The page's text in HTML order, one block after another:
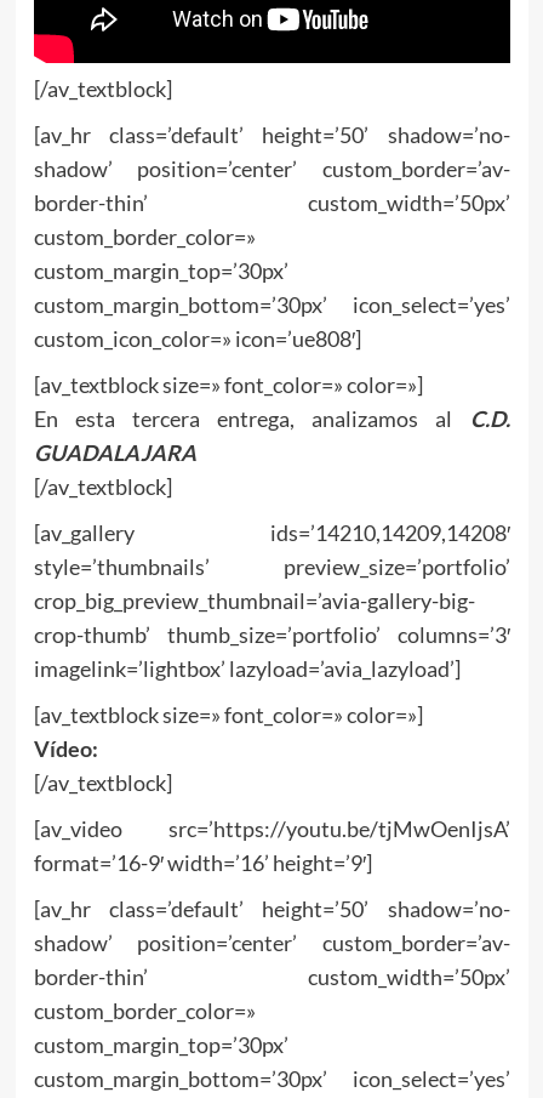
[/av_textblock]
[av_hr class=’default’ height=’50’ shadow=’no-
shadow’ position=’center’ custom_border=’av-
border-thin’ custom_width=’50px’
custom_border_color=»
custom_margin_top=’30px’
custom_margin_bottom=’30px’ icon_select=’yes’
custom_icon_color=» icon=’ue808′]
[av_textblock size=» font_color=» color=»]
En esta tercera entrega, analizamos al
C.D.
GUADALAJARA
[/av_textblock]
[av_gallery ids=’14210,14209,14208′
style=’thumbnails’ preview_size=’portfolio’
crop_big_preview_thumbnail=’avia-gallery-big-
crop-thumb’ thumb_size=’portfolio’ columns=’3′
imagelink=’lightbox’ lazyload=’avia_lazyload’]
[av_textblock size=» font_color=» color=»]
Vídeo:
[/av_textblock]
[av_video src=’https://youtu.be/tjMwOenIjsA’
format=’16-9′ width=’16’ height=’9′]
[av_hr class=’default’ height=’50’ shadow=’no-
shadow’ position=’center’ custom_border=’av-
border-thin’ custom_width=’50px’
custom_border_color=»
custom_margin_top=’30px’
custom_margin_bottom=’30px’ icon_select=’yes’